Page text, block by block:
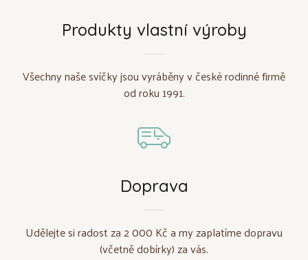
Produkty vlastní výroby
Všechny naše svíčky jsou vyráběny v české rodinné firmě
od roku 1991.
Doprava
Udělejte si radost za 2 000 Kč a my zaplatíme dopravu
(včetně dobírky) za vás.